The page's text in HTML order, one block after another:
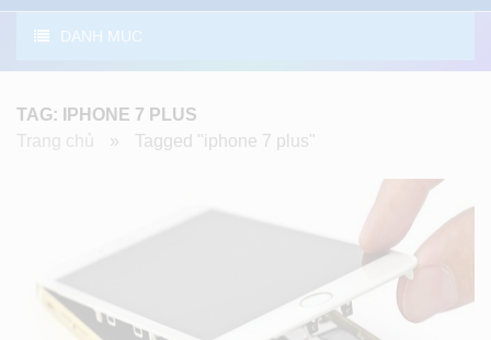
DANH MỤC
TAG: IPHONE 7 PLUS
Trang chủ
» Tagged "iphone 7 plus"